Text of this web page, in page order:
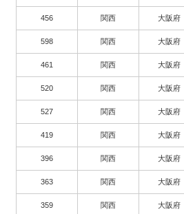
456 関西 大阪府
598 関西 大阪府
461 関西 大阪府
520 関西 大阪府
527 関西 大阪府
419 関西 大阪府
396 関西 大阪府
363 関西 大阪府
359 関西 大阪府